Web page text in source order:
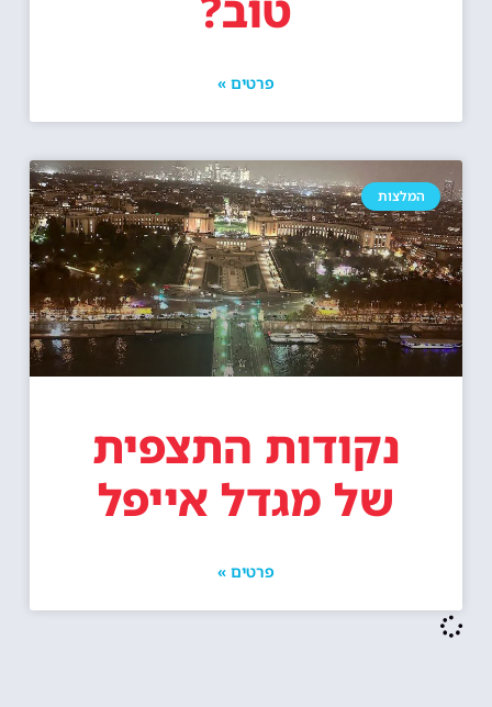
פרטים »
המלצות
נקודות התצפית
של מגדל אייפל
פרטים »